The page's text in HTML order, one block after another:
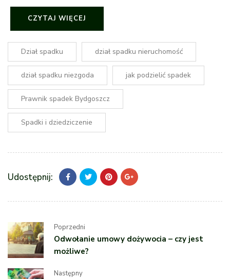
CZYTAJ WIĘCEJ
Dział spadku dział spadku nieruchomość
dział spadku niezgoda jak podzielić spadek
Prawnik spadek Bydgoszcz
Spadki i dziedziczenie
Udostępnij:
Poprzedni
Odwołanie umowy dożywocia – czy jest
możliwe?
Następny